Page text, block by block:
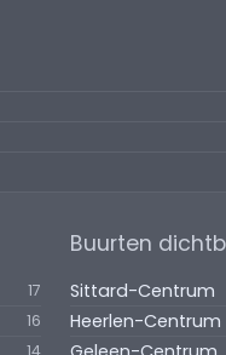
17
16
14
Buurten
Sittard-Centrum
Heerlen-Centrum